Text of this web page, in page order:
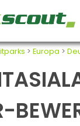
> Europa >